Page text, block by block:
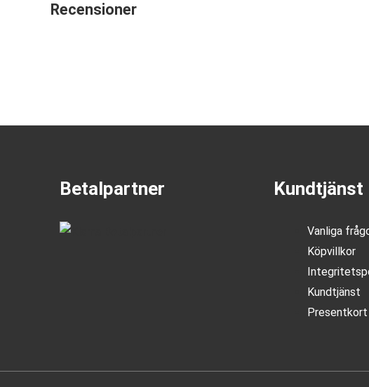
Recensioner
Betalpartner Kundtjänst
Vanliga
Köpvillkor
Kundtjänst
Presentkort